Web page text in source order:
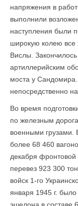
напряжения в
выполнили
наступления были
широкую колею все
Вислы.
артиллерийским
моста у Сандомира.
непосредственно
Во время
по железным
военными грузами.
более 68 460
декабря
перевез 923 300
войск 1-го
января 1945 г.